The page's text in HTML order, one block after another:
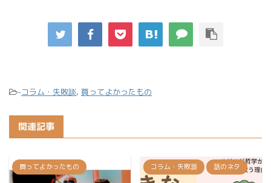
-コラム・失敗談, 買ってよかったもの
関連記事
買ってよかったもの コラム・失敗談 話のネタ